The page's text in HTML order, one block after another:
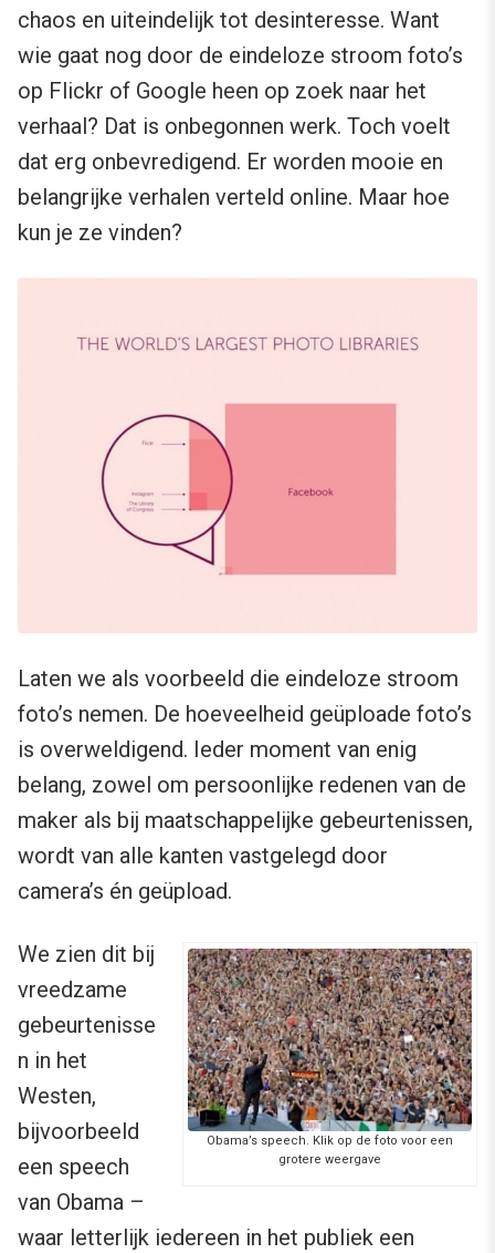
chaos en uiteindelijk tot desinteresse. Want
wie gaat nog door de eindeloze stroom foto’s
op Flickr of Google heen op zoek naar het
verhaal? Dat is onbegonnen werk. Toch voelt
dat erg onbevredigend. Er worden mooie en
belangrijke verhalen verteld online. Maar hoe
kun je ze vinden?
Laten we als voorbeeld die eindeloze stroom
foto’s nemen. De hoeveelheid geüploade foto’s
is overweldigend. Ieder moment van enig
belang, zowel om persoonlijke redenen van de
maker als bij maatschappelijke gebeurtenissen,
wordt van alle kanten vastgelegd door
camera’s én geüpload.
Obama’s speech. Klik op de foto voor een
grotere weergave
We zien dit bij
vreedzame
gebeurtenisse
n in het
Westen,
bijvoorbeeld
een speech
van Obama –
waar letterlijk iedereen in het publiek een